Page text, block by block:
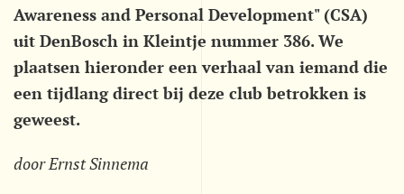
Awareness and Personal Development" (CSA)
uit DenBosch in Kleintje nummer 386. We
plaatsen hieronder een verhaal van iemand die
een tijdlang direct bij deze club betrokken is
geweest.
door Ernst Sinnema